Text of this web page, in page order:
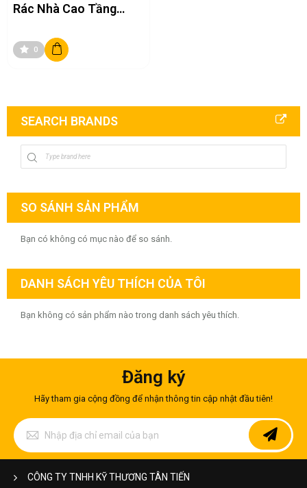
Rác Nhà Cao Tầng
0
SEARCH BRANDS
SO SÁNH SẢN PHẨM
Bạn có không có mục nào để so sánh.
DANH SÁCH YÊU THÍCH CỦA TÔI
Bạn không có sản phẩm nào trong danh sách yêu thích.
Đăng ký
Hãy tham gia cộng đồng để nhận thông tin cập nhật đầu tiên!
Đăng
ký
để
nhận
tin
CÔNG TY TNHH KỸ THƯƠNG TÂN TIẾN